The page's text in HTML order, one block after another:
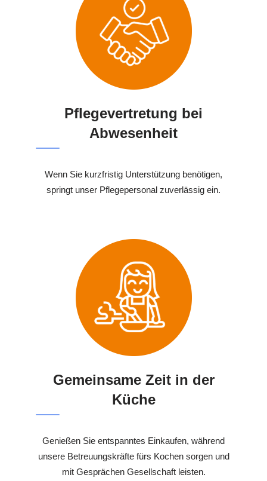
Pflegevertretung bei
Abwesenheit
Wenn Sie kurzfristig Unterstützung benötigen,
springt unser Pflegepersonal zuverlässig ein.
Gemeinsame Zeit in der
Küche
Genießen Sie entspanntes Einkaufen, während
unsere Betreuungskräfte fürs Kochen sorgen und
mit Gesprächen Gesellschaft leisten.